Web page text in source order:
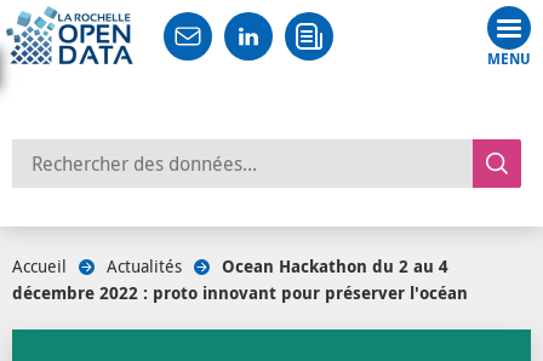
Rechercher des données
Accueil Actualités
Ocean Hackathon du 2 au 4
décembre 2022 : proto innovant pour préserver l'océan